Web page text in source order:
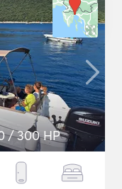
/ 300 HP